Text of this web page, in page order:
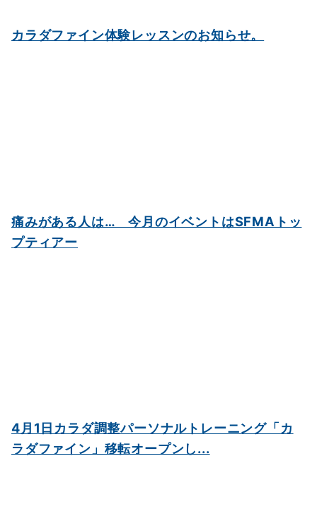
カラダファイン体験レッスンのお知らせ。
痛みがある人は… 今月のイベントはSFMAトッ
プティアー
4月1日カラダ調整パーソナルトレーニング「カ
ラダファイン」移転オープンし...